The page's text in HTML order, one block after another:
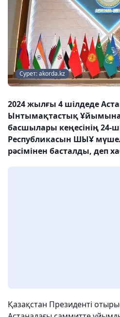
Сурет: akorda.kz
2024 жылғы 4 шілдеде
Ынтымақтастық
басшылары кеңесінің 24-
Республикасын ШЫҰ
рәсімінен басталды, деп
Қазақстан Президенті